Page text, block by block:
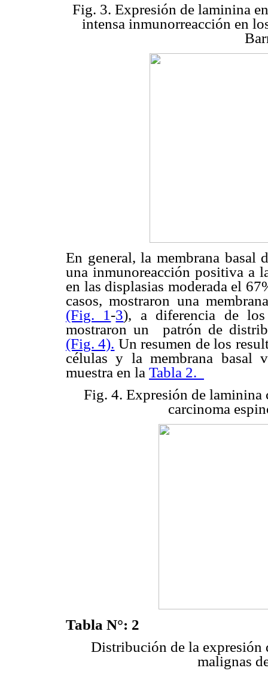
Fig. 3. Expresión de laminina
intensa inmunorreacción en
En general, la membrana basal
una inmunoreacción positiva a
en las displasias moderada el
casos, mostraron una
(Fig. 1 -3), a diferencia de los
mostraron un patrón de
(Fig. 4). Un resumen de los
células y la membrana basal
muestra en la Tabla 2.
Fig. 4. Expresión de laminina
carcinoma
Tabla N°: 2
Distribución de la expresión
malignas